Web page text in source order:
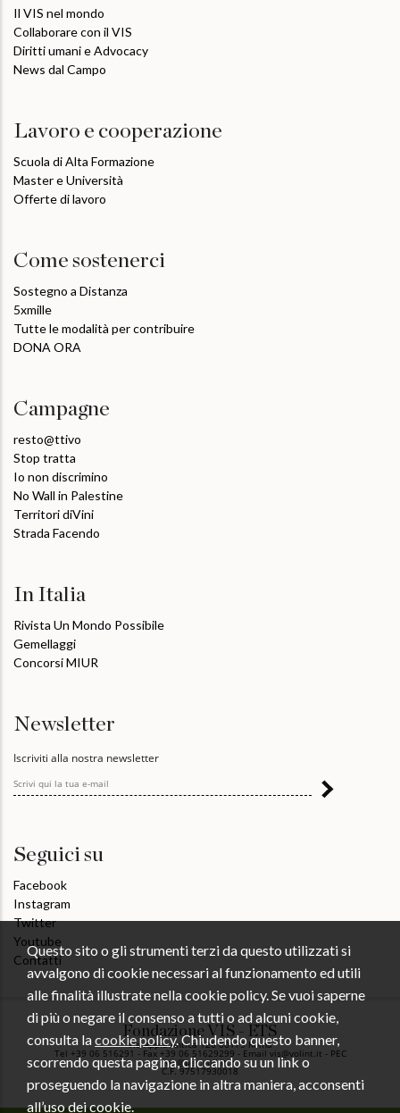
Il VIS nel mondo
Collaborare con il VIS
Diritti umani e Advocacy
News dal Campo
Lavoro e cooperazione
Scuola di Alta Formazione
Master e Università
Offerte di lavoro
Come sostenerci
Sostegno a Distanza
5xmille
Tutte le modalità per contribuire
DONA ORA
Campagne
resto@ttivo
Stop tratta
Io non discrimino
No Wall in Palestine
Territori diVini
Strada Facendo
In Italia
Rivista Un Mondo Possibile
Gemellaggi
Concorsi MIUR
Newsletter
Iscriviti alla nostra newsletter
Seguici su
Facebook
Instagram
Twitter
Youtube
Contatti
Fondazione VIS - ETS
Via Appia Antica 126 00179 Roma
Tel +39 06 516291 - Fax +39 06 51629299 - Email vis@volint.it - PEC
vis@pec.volint.it
C.F. 97517930018
Questo sito o gli strumenti terzi da questo utilizzati si
avvalgono di cookie necessari al funzionamento ed utili
alle finalità illustrate nella cookie policy. Se vuoi saperne
di più o negare il consenso a tutti o ad alcuni cookie,
consulta lacookie policy. Chiudendo questo banner,
scorrendo questa pagina, cliccando su un link o
proseguendo la navigazione in altra maniera, acconsenti
all’uso dei cookie.